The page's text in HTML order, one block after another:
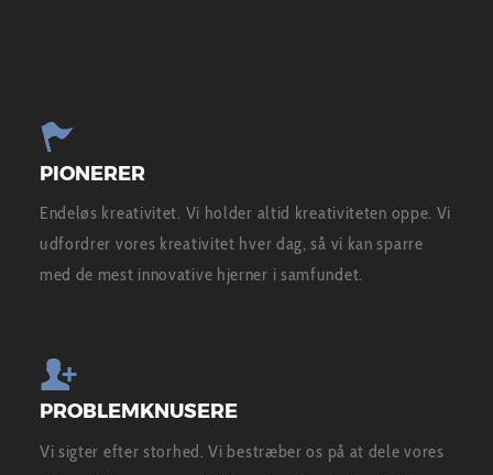
PIONERER
Endeløs kreativitet. Vi holder altid kreativiteten oppe. Vi
udfordrer vores kreativitet hver dag, så vi kan sparre
med de mest innovative hjerner i samfundet.
PROBLEMKNUSERE
Vi sigter efter storhed. Vi bestræber os på at dele vores